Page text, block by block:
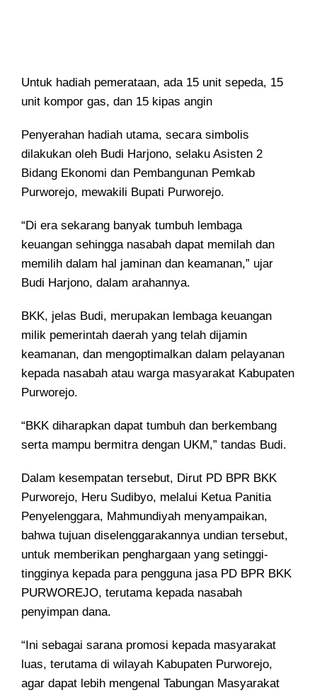
Untuk hadiah pemerataan, ada 15 unit sepeda, 15
unit kompor gas, dan 15 kipas angin
Penyerahan hadiah utama, secara simbolis
dilakukan oleh Budi Harjono, selaku Asisten 2
Bidang Ekonomi dan Pembangunan Pemkab
Purworejo, mewakili Bupati Purworejo.
“Di era sekarang banyak tumbuh lembaga
keuangan sehingga nasabah dapat memilah dan
memilih dalam hal jaminan dan keamanan,” ujar
Budi Harjono, dalam arahannya.
BKK, jelas Budi, merupakan lembaga keuangan
milik pemerintah daerah yang telah dijamin
keamanan, dan mengoptimalkan dalam pelayanan
kepada nasabah atau warga masyarakat Kabupaten
Purworejo.
“BKK diharapkan dapat tumbuh dan berkembang
serta mampu bermitra dengan UKM,” tandas Budi.
Dalam kesempatan tersebut, Dirut PD BPR BKK
Purworejo, Heru Sudibyo, melalui Ketua Panitia
Penyelenggara, Mahmundiyah menyampaikan,
bahwa tujuan diselenggarakannya undian tersebut,
untuk memberikan penghargaan yang setinggi-
tingginya kepada para pengguna jasa PD BPR BKK
PURWOREJO, terutama kepada nasabah
penyimpan dana.
“Ini sebagai sarana promosi kepada masyarakat
luas, terutama di wilayah Kabupaten Purworejo,
agar dapat lebih mengenal Tabungan Masyarakat